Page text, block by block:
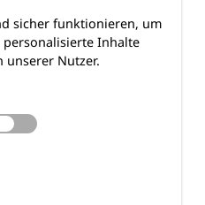
sicher funktionieren, um
Inhalte
unserer Nutzer.